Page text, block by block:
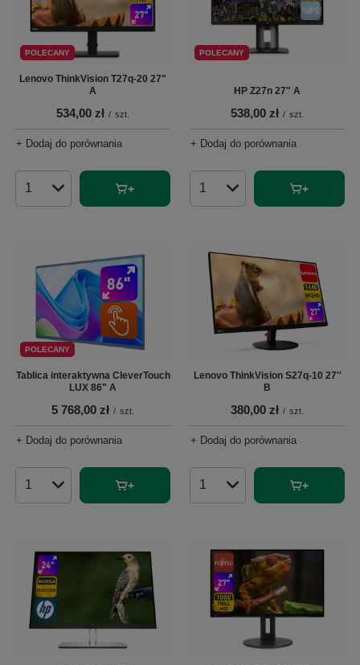
POLECANY
Lenovo ThinkVision T27q-20 27"
A
534,00 zł / szt.
+ Dodaj do porównania
Ilość produktów
POLECANY
HP Z27n 27" A
538,00 zł / szt.
+ Dodaj do porównania
Ilość produktów
POLECANY
Tablica interaktywna CleverTouch
LUX 86" A
5 768,00 zł / szt.
+ Dodaj do porównania
Ilość produktów
Lenovo ThinkVision S27q-10 27''
B
380,00 zł / szt.
+ Dodaj do porównania
Ilość produktów